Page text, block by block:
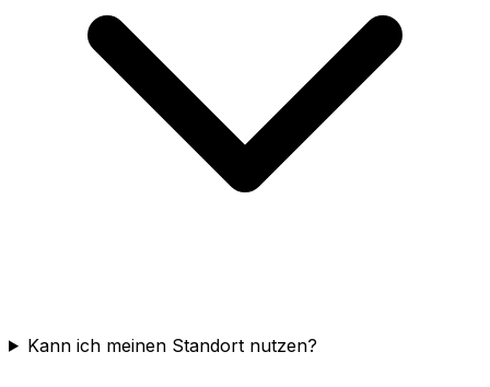
Kann ich meinen Standort nutzen?